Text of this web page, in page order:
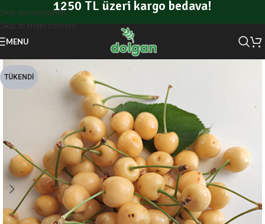
Skip to navigation
Skip to main content
1250 TL üzeri kargo bedava!
MENU
TÜKENDI